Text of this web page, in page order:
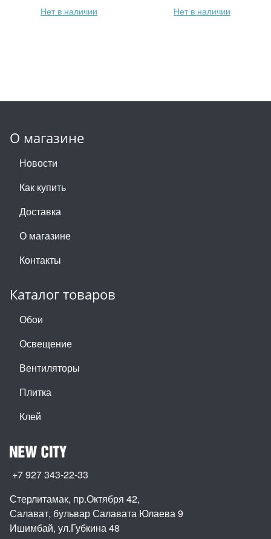
Нет в наличии Нет в наличии
О магазине
Новости
Как купить
Доставка
О магазине
Контакты
Каталог товаров
Обои
Освещение
Вентиляторы
Плитка
Клей
+7 927 343-22-33
Стерлитамак, пр.Октября 42,
Салават, бульвар Салавата Юлаева 9
Ишимбай, ул.Губкина 48